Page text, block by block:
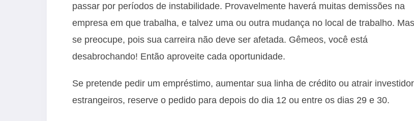
passar por períodos de instabilidade. Provavelmente haverá muitas demissões na
empresa em que trabalha, e talvez uma ou outra mudança no local de trabalho.
se preocupe, pois sua carreira não deve ser afetada. Gêmeos, você está
desabrochando! Então aproveite cada oportunidade.
Se pretende pedir um empréstimo, aumentar sua linha de crédito ou atrair
estrangeiros, reserve o pedido para depois do dia 12 ou entre os dias 29 e 30.